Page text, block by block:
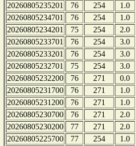
20260805235201
76 254
1.0
20260805234701
76 254
1.0
20260805234201
75 254
2.0
20260805233701
76 254
3.0
20260805233201
76 254
3.0
20260805232701
75 254
3.0
20260805232200
76 271
0.0
20260805231700
76 271
1.0
20260805231200
76 271
1.0
20260805230700
76 271
2.0
20260805230200
77 271
2.0
20260805225700
77 254
1.0